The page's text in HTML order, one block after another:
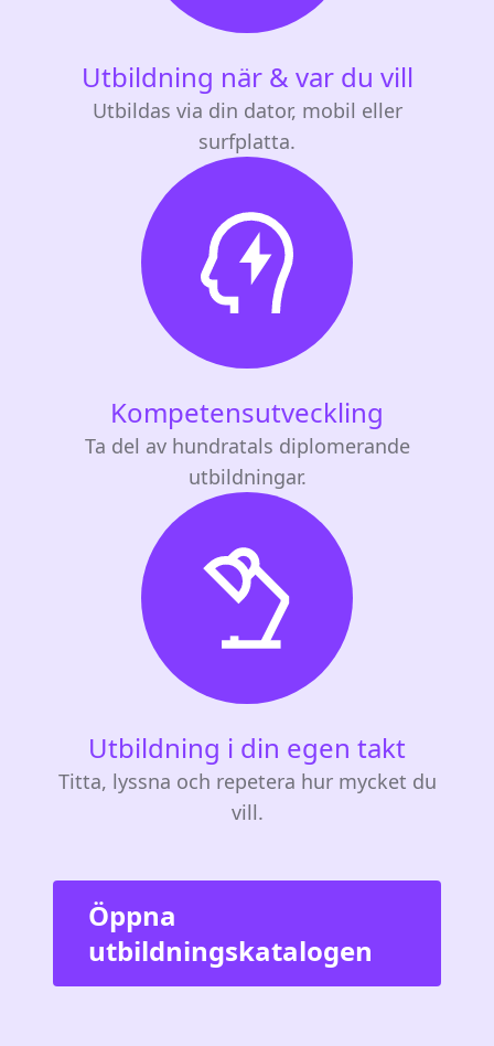
Utbildning när & var du vill
Utbildas via din dator, mobil eller
surfplatta.
Kompetensutveckling
Ta del av hundratals diplomerande
utbildningar.
Utbildning i din egen takt
Titta, lyssna och repetera hur mycket du
vill.
Öppna
utbildningskatalogen